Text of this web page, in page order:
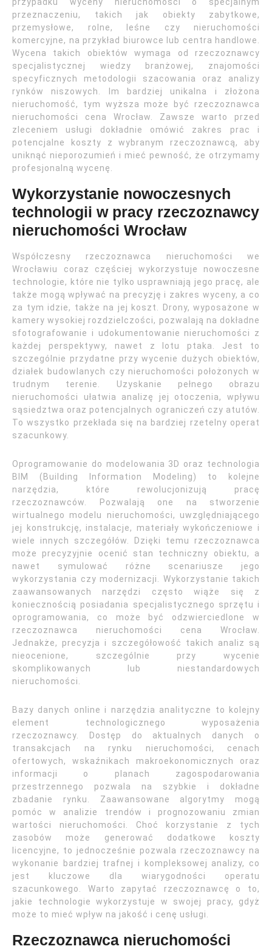
przeznaczeniu, takich jak obiekty zabytkowe,
przemysłowe, rolne, leśne czy nieruchomości
komercyjne, na przykład biurowce lub centra handlowe.
Wycena takich obiektów wymaga od rzeczoznawcy
specjalistycznej wiedzy branżowej, znajomości
specyficznych metodologii szacowania oraz analizy
rynków niszowych. Im bardziej unikalna i złożona
nieruchomość, tym wyższa może być rzeczoznawca
nieruchomości cena Wrocław. Zawsze warto przed
zleceniem usługi dokładnie omówić zakres prac i
potencjalne koszty z wybranym rzeczoznawcą, aby
uniknąć nieporozumień i mieć pewność, że otrzymamy
profesjonalną wycenę.
Wykorzystanie nowoczesnych
technologii w pracy rzeczoznawcy
nieruchomości Wrocław
Współczesny rzeczoznawca nieruchomości we
Wrocławiu coraz częściej wykorzystuje nowoczesne
technologie, które nie tylko usprawniają jego pracę, ale
także mogą wpływać na precyzję i zakres wyceny, a co
za tym idzie, także na jej koszt. Drony, wyposażone w
kamery wysokiej rozdzielczości, pozwalają na dokładne
sfotografowanie i udokumentowanie nieruchomości z
każdej perspektywy, nawet z lotu ptaka. Jest to
szczególnie przydatne przy wycenie dużych obiektów,
działek budowlanych czy nieruchomości położonych w
trudnym terenie. Uzyskanie pełnego obrazu
nieruchomości ułatwia analizę jej otoczenia, wpływu
sąsiedztwa oraz potencjalnych ograniczeń czy atutów.
To wszystko przekłada się na bardziej rzetelny operat
szacunkowy.
Oprogramowanie do modelowania 3D oraz technologia
BIM (Building Information Modeling) to kolejne
narzędzia, które rewolucjonizują pracę
rzeczoznawców. Pozwalają one na stworzenie
wirtualnego modelu nieruchomości, uwzględniającego
jej konstrukcję, instalacje, materiały wykończeniowe i
wiele innych szczegółów. Dzięki temu rzeczoznawca
może precyzyjnie ocenić stan techniczny obiektu, a
nawet symulować różne scenariusze jego
wykorzystania czy modernizacji. Wykorzystanie takich
zaawansowanych narzędzi często wiąże się z
koniecznością posiadania specjalistycznego sprzętu i
oprogramowania, co może być odzwierciedlone w
rzeczoznawca nieruchomości cena Wrocław.
Jednakże, precyzja i szczegółowość takich analiz są
nieocenione, szczególnie przy wycenie
skomplikowanych lub niestandardowych
nieruchomości.
Bazy danych online i narzędzia analityczne to kolejny
element technologicznego wyposażenia
rzeczoznawcy. Dostęp do aktualnych danych o
transakcjach na rynku nieruchomości, cenach
ofertowych, wskaźnikach makroekonomicznych oraz
informacji o planach zagospodarowania
przestrzennego pozwala na szybkie i dokładne
zbadanie rynku. Zaawansowane algorytmy mogą
pomóc w analizie trendów i prognozowaniu zmian
wartości nieruchomości. Choć korzystanie z tych
zasobów może generować dodatkowe koszty
licencyjne, to jednocześnie pozwala rzeczoznawcy na
wykonanie bardziej trafnej i kompleksowej analizy, co
jest kluczowe dla wiarygodności operatu
szacunkowego. Warto zapytać rzeczoznawcę o to,
jakie technologie wykorzystuje w swojej pracy, gdyż
może to mieć wpływ na jakość i cenę usługi.
Rzeczoznawca nieruchomości